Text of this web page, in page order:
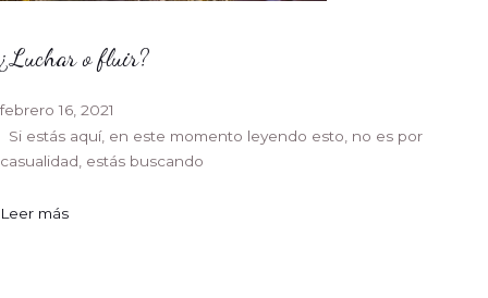
¿Luchar o fluir?
febrero 16, 2021
Si estás aquí, en este momento leyendo esto, no es por
casualidad, estás buscando
Leer más